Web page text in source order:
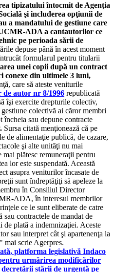
tipizatului întocmit de Agenţia
şi includerea opţiunii de
a mandatului de gestiune care
ADA a cantautorilor ce
pe perioada sării de
depuse până în acest moment
formularul pentru titularii
unei copii după un contract
din ultimele 3 luni,
care să ateste veniturile
de autor nr 8/1996 republicată
îşi exercite drepturile colectiv,
colectivă ai căror membri
încheia sau depune contracte
Sursa citată menţionează că pe
de alimentaţie publică, de cazare,
şi alte unităţi nu mai
plătesc remuneraţii pentru
lor este suspendată. Această
asupra veniturilor încasate de
sunt îndreptăţiţi să apeleze la
în Consiliul Director
ADA, în interesul membrilor
ce le sunt eliberate de catre
sau contractele de mandat de
de plată a indemnizaţiei. Aceste
sau interpret cât şi apartenenţa la
mai scrie Agerpres.
platforma legislativă Indaco
urmărirea modificărilor
stării de urgență pe